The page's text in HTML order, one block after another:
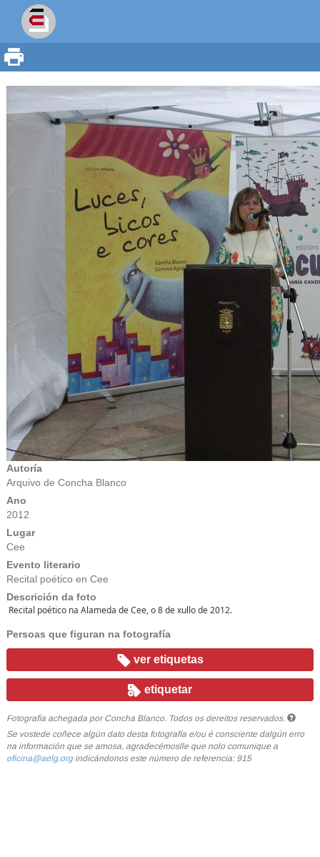
Autoría
Arquivo de Concha Blanco
Ano
2012
Lugar
Cee
Evento literario
Recital poético en Cee
Descrición da foto
Recital poético na Alameda de Cee, o 8 de xullo de 2012.
Persoas que figuran na fotografía
ver etiquetas
etiquetar
Fotografía achegada por Concha Blanco. Todos os dereitos reservados.
Se vostede coñece algún dato desta fotografía e/ou é consciente dalgún erro
na información que se amosa, agradecémoslle que nolo comunique a
oficina@aelg.orgindicándonos este número de referencia: 915